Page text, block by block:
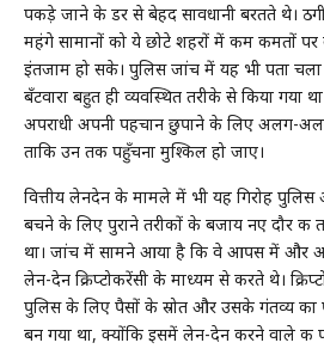
पकड़े जाने के डर से बेहद सावधानी बरतते थे।
महंगे सामानों को ये छोटे शहरों में कम कीमतों
इंतजाम हो सके। पुलिस जांच में यह भी पता
बँटवारा बहुत ही व्यवस्थित तरीके से किया
अपराधी अपनी पहचान छुपाने के लिए अलग-
ताकि उन तक पहुँचना मुश्किल हो जाए।
वित्तीय लेनदेन के मामले में भी यह गिरोह
बचने के लिए पुराने तरीकों के बजाय नए दौर की
था। जांच में सामने आया है कि वे आपस में और
लेन-देन क्रिप्टोकरेंसी के माध्यम से करते थे।
पुलिस के लिए पैसों के स्रोत और उसके गंतव्य का
बन गया था, क्योंकि इसमें लेन-देन करने वाले की